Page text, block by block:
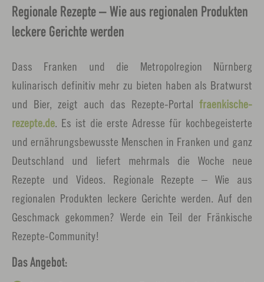
Regionale Rezepte – Wie aus regionalen Produkten
leckere Gerichte werden
Dass Franken und die Metropolregion Nürnberg
kulinarisch definitiv mehr zu bieten haben als Bratwurst
und Bier, zeigt auch das Rezepte-Portal fraenkische-
rezepte.de. Es ist die erste Adresse für kochbegeisterte
und ernährungsbewusste Menschen in Franken und ganz
Deutschland und liefert mehrmals die Woche neue
Rezepte und Videos. Regionale Rezepte – Wie aus
regionalen Produkten leckere Gerichte werden. Auf den
Geschmack gekommen? Werde ein Teil der Fränkische
Rezepte-Community!
Das Angebot: